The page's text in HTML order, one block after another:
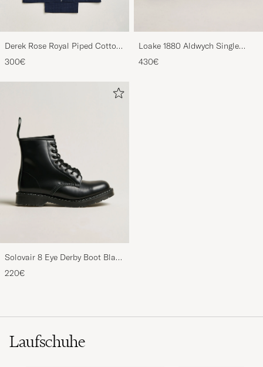
Derek Rose Royal Piped Cotton
Pyjama Set Navy
300€
Loake 1880 Aldwych Single
Oxford Black Calf
430€
Solovair 8 Eye Derby Boot Black
Shine
220€
Laufschuhe